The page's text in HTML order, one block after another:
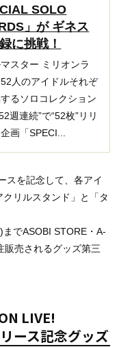
SOLO
」が ギネス
に挑戦！
スター ミリオンラ
人のアイドルそれぞ
るソロコレクション
週連続”で“52枚”リリ
画「SPECI...
スを記念して、各アイ
リルスタンド」と「タ
でASOBI STORE・A-
販売されるグッズ第三
LIVE!
ース記念グッズ